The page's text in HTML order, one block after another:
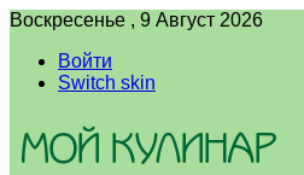
Воскресенье , 9 Август 2026
Войти
Switch skin